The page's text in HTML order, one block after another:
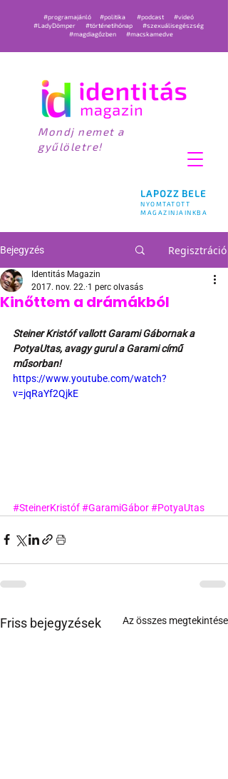
LAPOZZ BELE
NYOMTATOTT
MAGAZINJAINKBA
#programajánló #politika #podcast
#videó
#LadyDömper
#történetihónap
#szexuálisegészség
#magdiagőzben
#macskamedve
Mondj nemet a
gyűlöletre!
Bejegyzés Regisztráció
Kinőttem a drámákból
Identitás Magazin
2017. nov. 22. 1 perc olvasás
Steiner Kristóf vallott Garami Gábornak a
PotyaUtas, avagy gurul a Garami című
műsorban!
https://www.youtube.com/watch?
v=jqRaYf2QjkE
#SteinerKristóf#GaramiGábor#PotyaUtas
Friss bejegyzések Az összes megtekintése